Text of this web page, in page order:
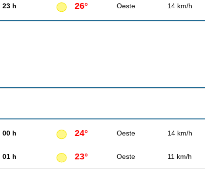
23 h 26° Oeste 14 km/h
00 h 24° Oeste 14 km/h
01 h 23° Oeste 11 km/h